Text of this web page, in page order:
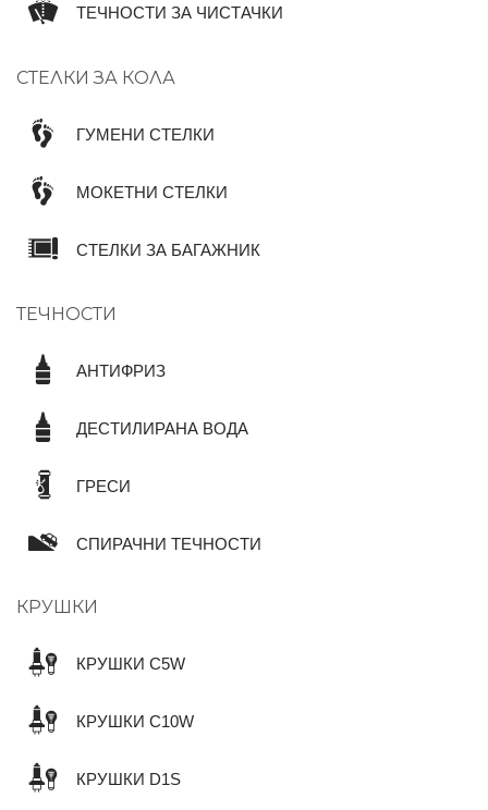
ТЕЧНОСТИ ЗА ЧИСТАЧКИ
СТЕЛКИ ЗА КОЛА
ГУМЕНИ СТЕЛКИ
МОКЕТНИ СТЕЛКИ
СТЕЛКИ ЗА БАГАЖНИК
ТЕЧНОСТИ
АНТИФРИЗ
ДЕСТИЛИРАНА ВОДА
ГРЕСИ
СПИРАЧНИ ТЕЧНОСТИ
КРУШКИ
КРУШКИ C5W
КРУШКИ C10W
КРУШКИ D1S